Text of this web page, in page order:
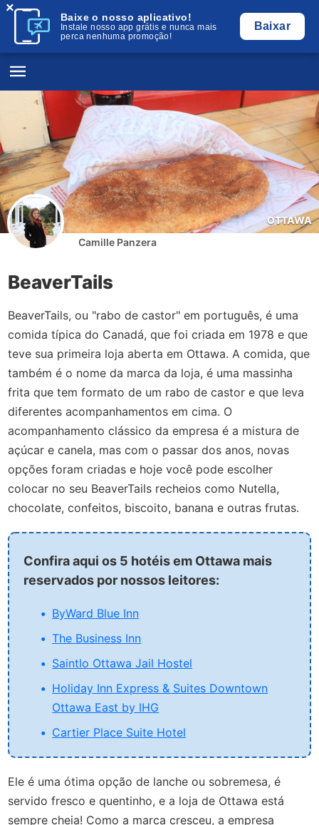
Baixe o nosso aplicativo!
Instale nosso app grátis e nunca mais
perca nenhuma promoção!
Baixar
×
OTTAWA
Camille Panzera
BeaverTails
BeaverTails, ou "rabo de castor" em português, é uma
comida típica do Canadá, que foi criada em 1978 e que
teve sua primeira loja aberta em Ottawa. A comida, que
também é o nome da marca da loja, é uma massinha
frita que tem formato de um rabo de castor e que leva
diferentes acompanhamentos em cima. O
acompanhamento clássico da empresa é a mistura de
açúcar e canela, mas com o passar dos anos, novas
opções foram criadas e hoje você pode escolher
colocar no seu BeaverTails recheios como Nutella,
chocolate, confeitos, biscoito, banana e outras frutas.
Confira aqui os 5 hotéis em Ottawa mais
reservados por nossos leitores:
ByWard Blue Inn
The Business Inn
Saintlo Ottawa Jail Hostel
Holiday Inn Express & Suites Downtown
Ottawa East by IHG
Cartier Place Suite Hotel
Ele é uma ótima opção de lanche ou sobremesa, é
servido fresco e quentinho, e a loja de Ottawa está
sempre cheia! Como a marca cresceu, a empresa